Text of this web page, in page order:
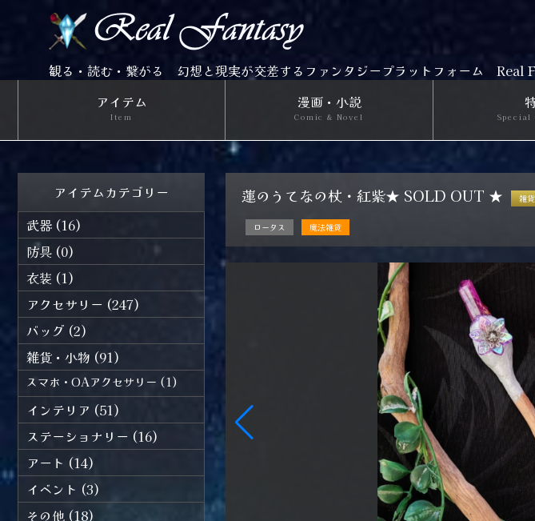
観る・読む・繋がる 幻想と現実が交差するファンタジープラットフォーム Real
アイテム
Item
漫画・小説
Comic & Novel Special
蓮のうてなの杖・紅紫★ SOLD OUT ★ 雑
ロータス 魔法雑貨
アイテムカテゴリー
武器 (16)
防具 (0)
衣装 (1)
アクセサリー (247)
バッグ (2)
雑貨・小物 (91)
スマホ・OAアクセサリー (1)
インテリア (51)
ステーショナリー (16)
アート (14)
イベント (3)
その他 (18)